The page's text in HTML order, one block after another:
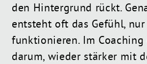
den Hintergrund rückt.
entsteht oft das Gefühl,
funktionieren. Im Coaching
darum, wieder stärker mit